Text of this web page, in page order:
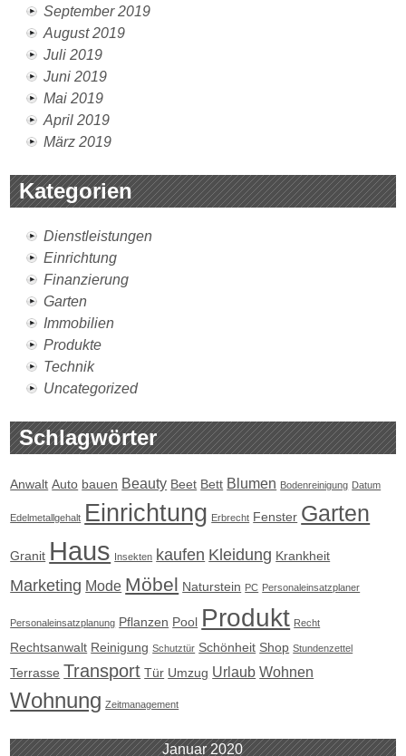
September 2019
August 2019
Juli 2019
Juni 2019
Mai 2019
April 2019
März 2019
Kategorien
Dienstleistungen
Einrichtung
Finanzierung
Garten
Immobilien
Produkte
Technik
Uncategorized
Schlagwörter
Anwalt Auto bauen Beauty Beet Bett Blumen Bodenreinigung Datum
Edelmetallgehalt Einrichtung Erbrecht Fenster Garten
Granit Haus Insekten kaufen Kleidung Krankheit
Marketing Mode Möbel Naturstein PC Personaleinsatzplaner
Personaleinsatzplanung Pflanzen Pool Produkt Recht
Rechtsanwalt Reinigung Schutztür Schönheit Shop Stundenzettel
Terrasse Transport Tür Umzug Urlaub Wohnen
Wohnung Zeitmanagement
Januar 2020